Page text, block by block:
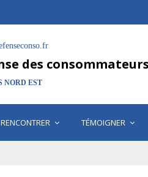
des consommateurs
NORD EST
TÉMOIGNER